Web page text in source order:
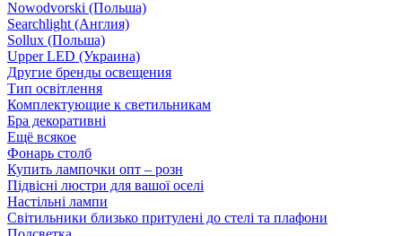
Nowodvorski (Польша)
Searchlight (Англия)
Sollux (Польша)
Upper LED (Украина)
Другие бренды освещения
Тип освітлення
Комплектующие к светильникам
Бра декоративні
Ещё всякое
Фонарь столб
Купить лампочки опт – розн
Підвісні люстри для вашої оселі
Настільні лампи
Світильники близько притулені до стелі та плафони